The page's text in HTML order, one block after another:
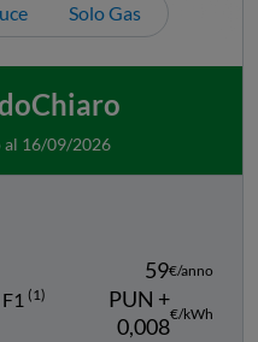
Solo Gas
al 16/09/2026
59€/anno
(1)
PUN +
0,008€/kWh